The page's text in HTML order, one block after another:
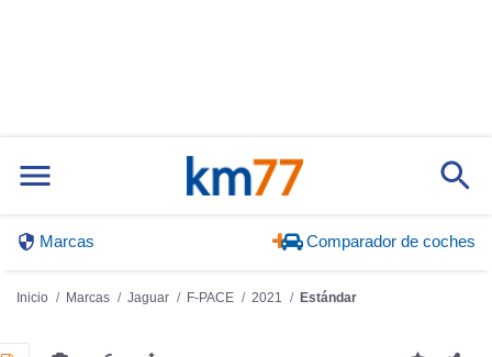
Marcas Comparador de coches
Inicio Marcas Jaguar F-PACE 2021 Estándar